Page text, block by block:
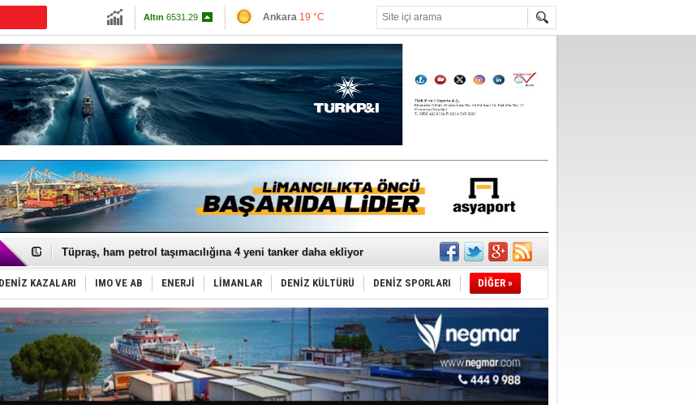
Altın 6531.29
Euro54.9768
Ankara 19 °C
Antalya24 °C
Muğla 20 °C
Çanakkale 23 °C
Anadolu Tersanesi EYDEP’te A sertifikası alan ilk tersane oldu
Tüpraş, ham petrol taşımacılığına 4 yeni tanker daha ekliyor
İTU AUV, Dünya’da 2. oldu!
LNG taşımacılığında maliyetler katlandı
PROYAD, yat mürettebatı için yurt dışı harcı için düzenleme istiyor
Türkiye-Irak enerji hattında yeni dönem başlıyor
Türk Armatöre 'Uyuşturucu' tutuklaması!
Deniz turizminde yeni ‘Ceza Rejimi’!
DÖDER, 28. Dönem Yönetim Kurulu Başkanını seçti!
Fairline, Türkiye’de ‘SoleMarin’i seçti
Baltık Denizi'nde tarih yazıldı!
Runit kubbesi okyanusun derinliklerinde halkı tehdit ediyor
DENİZ KAZALARI IMO VE AB ENERJİ LİMANLAR DENİZ KÜLTÜRÜ DENİZ SPORLARI DİĞER »